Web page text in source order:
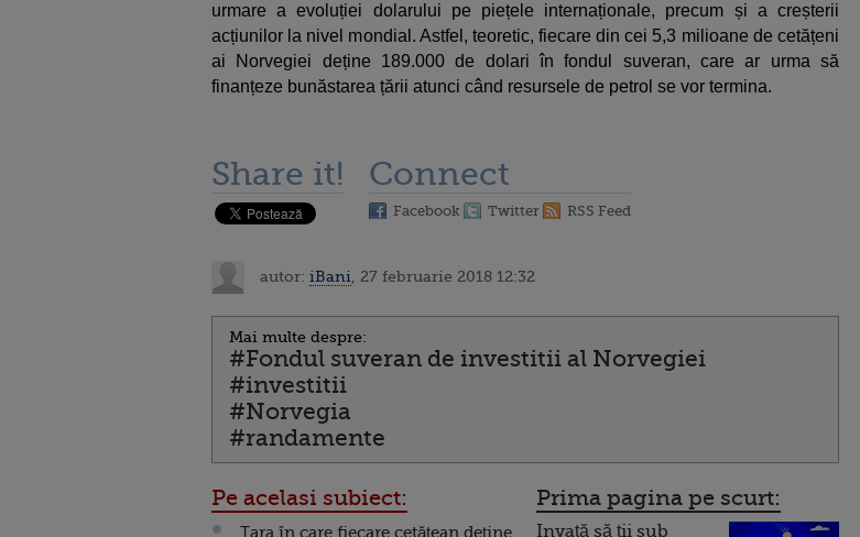
urmare a evoluției dolarului pe piețele internaționale, precum și a creșterii
acțiunilor la nivel mondial. Astfel, teoretic, fiecare din cei 5,3 milioane de cetățeni
ai Norvegiei deține 189.000 de dolari în fondul suveran, care ar urma să
finanțeze bunăstarea țării atunci când resursele de petrol se vor termina.
Share it! Connect
Facebook Twitter RSS Feed
autor: iBani , 27 februarie 2018 12:32
Mai multe despre:
#Fondul suveran de investitii al Norvegiei
#investitii
#Norvegia
#randamente
Pe acelasi subiect:
Țara în care fiecare cetățean deține
Prima pagina pe scurt:
Invață să ții sub